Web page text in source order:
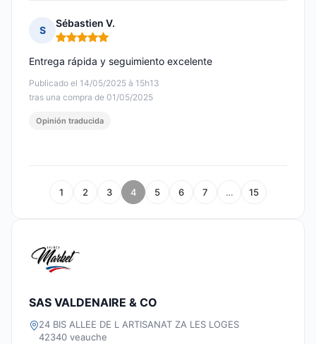
S
Sébastien V.
Nota: 5 de 5
Publicado el 14/05/2025 à 15h13
tras una compra de 01/05/2025
Entrega rápida y seguimiento excelente
Opinión traducida
1 2 3 4 5 6 7 … 15
SAS VALDENAIRE & CO
24 BIS ALLEE DE L ARTISANAT ZA LES LOGES
42340 veauche